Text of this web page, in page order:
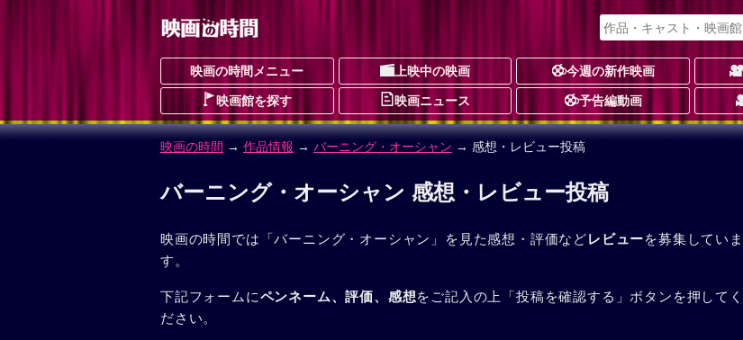
映画の時間メニュー 上映中の映画 今週の新作映画
映画館を探す 映画ニュース 予告編動画
映画の時間 → 作品情報 → バーニング・オーシャン → 感想・レビュー投稿
バーニング・オーシャン 感想・レビュー投稿
映画の時間では「バーニング・オーシャン」を見た感想・評価などレビューを募集していま
す。
下記フォームにペンネーム、評価、感想をご記入の上「投稿を確認する」ボタンを押してく
ださい。